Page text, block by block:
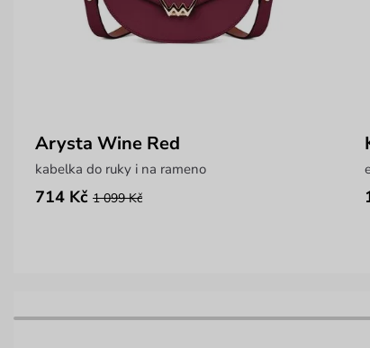
Arysta Wine Red
kabelka do ruky i na rameno
714 Kč 1 099 Kč